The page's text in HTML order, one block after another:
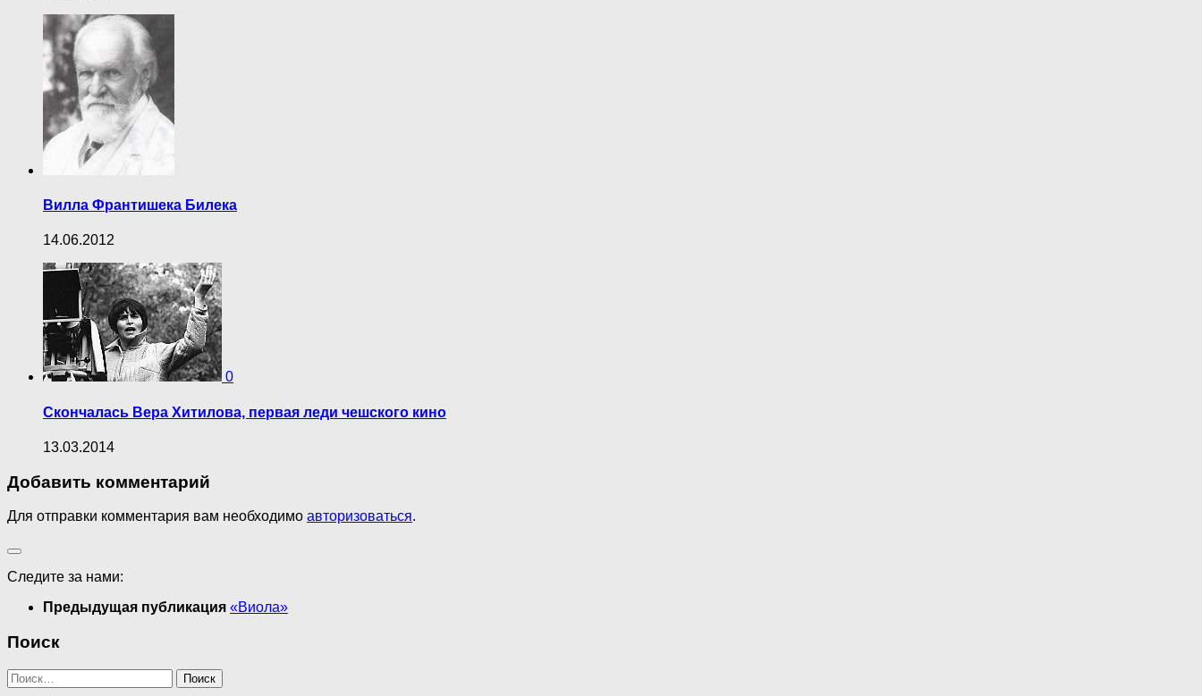
Вилла Франтишека Билека
14.06.2012
0
Скончалась Вера Хитилова, первая леди чешского кино
13.03.2014
Добавить комментарий
Для отправки комментария вам необходимо авторизоваться.
Следите за нами:
Предыдущая публикация «Виола»
Поиск
Найти: